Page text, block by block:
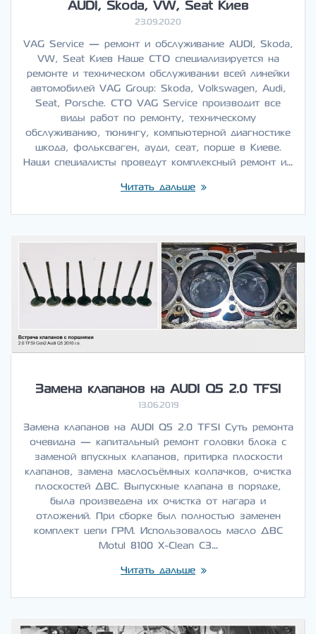
AUDI, Skoda, VW, Seat Киев
23.09.2020
VAG Service — ремонт и обслуживание AUDI, Skoda,
VW, Seat Киев Наше СТО специализируется на
ремонте и техническом обслуживании всей линейки
автомобилей VAG Group: Skoda, Volkswagen, Audi,
Seat, Porsche. СТО VAG Service производит все
виды работ по ремонту, техническому
обслуживанию, тюнингу, компьютерной диагностике
шкода, фольксваген, ауди, сеат, порше в Киеве.
Наши специалисты проведут комплексный ремонт и…
Читать дальше
Замена клапанов на AUDI Q5 2.0 TFSI
13.06.2019
Замена клапанов на AUDI Q5 2.0 TFSI Суть ремонта
очевидна — капитальный ремонт головки блока с
заменой впускных клапанов, притирка плоскости
клапанов, замена маслосъёмных колпачков, очистка
плоскостей ДВС. Выпускные клапана в порядке,
была произведена их очистка от нагара и
отложений. При сборке был полностью заменен
комплект цепи ГРМ. Использовалось масло ДВС
Motul 8100 X-Clean C3…
Читать дальше